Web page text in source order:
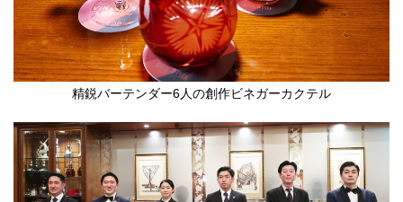
精鋭バーテンダー6人の創作ビネガーカクテル